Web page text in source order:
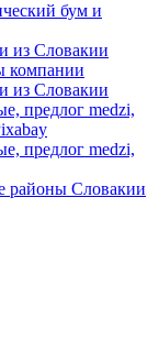
бум и
из Словакии
из Словакии
предлог medzi,
предлог medzi,
районы Словакии